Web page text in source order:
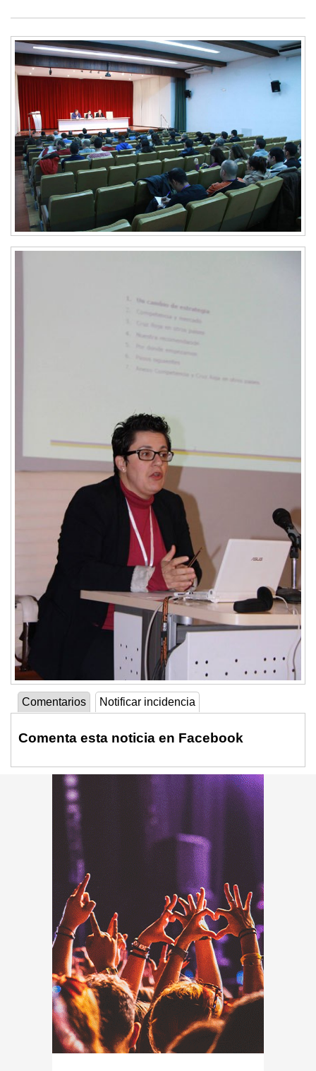
Comentarios Notificar incidencia
Comenta esta noticia en Facebook